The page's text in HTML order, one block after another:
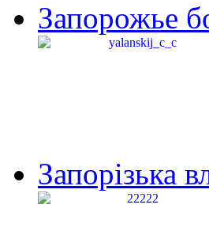
Запорожье
Запорізька